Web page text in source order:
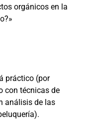
orgánicos en la
práctico (por
con técnicas de
análisis de las